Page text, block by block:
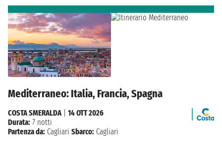
Mediterraneo: Italia, Francia, Spagna
COSTA SMERALDA| 14 OTT 2026
Durata: 7 notti
Partenza da: Cagliari Sbarco: Cagliari